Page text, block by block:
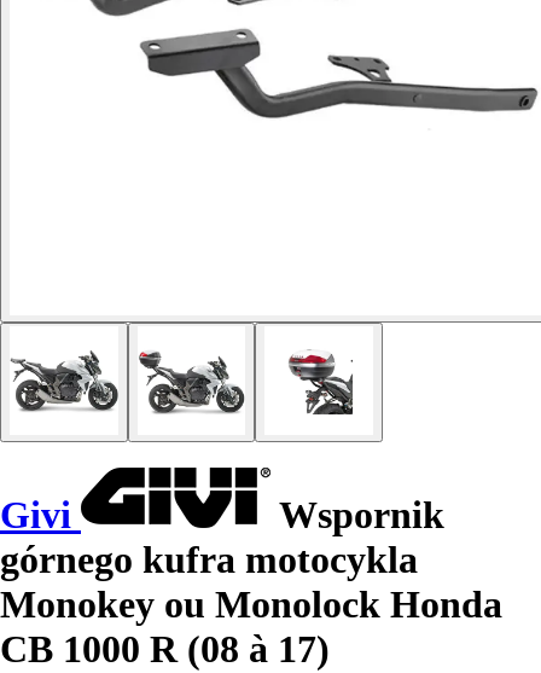
Givi
Wspornik
górnego kufra motocykla
Monokey ou Monolock Honda
CB 1000 R (08 à 17)